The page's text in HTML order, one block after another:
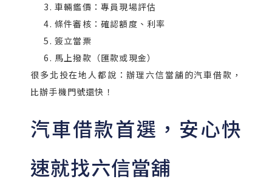
車輛鑑價：專員現場評估
條件審核：確認額度、利率
簽立當票
馬上撥款（匯款或現金）
很多北投在地人都說：辦理六信當舖的汽車借款，
比辦手機門號還快！
汽車借款首選，安心快
速就找六信當舖